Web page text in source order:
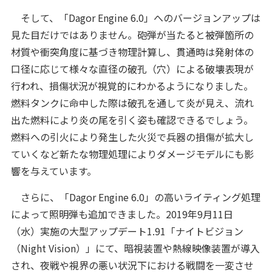
そして、「Dagor Engine 6.0」へのバージョンアップは
見た目だけではありません。砲弾が当たると被弾箇所の
材質や衝突角度に基づき物理計算し、貫通時は発射体の
口径に応じて様々な直径の破孔（穴）による破壊表現が
行われ、損傷状況が視覚的にわかるようになりました。
燃料タンクに命中した際は破孔を通して炎が見え、流れ
出た燃料により炎の尾を引く姿も確認できるでしょう。
燃料への引火により発生した火災で兵器の損傷が拡大し
ていくなど新たな物理処理によりダメージモデルにも影
響を与えています。
さらに、「Dagor Engine 6.0」の高いライティング処理
によって照明弾も追加できました。2019年9月11日
（水）実施の大型アップデート1.91「ナイトビジョン
（Night Vision）」にて、暗視装置や熱線映像装置が導入
され、夜戦や視界の悪い状況下における戦闘を一変させ